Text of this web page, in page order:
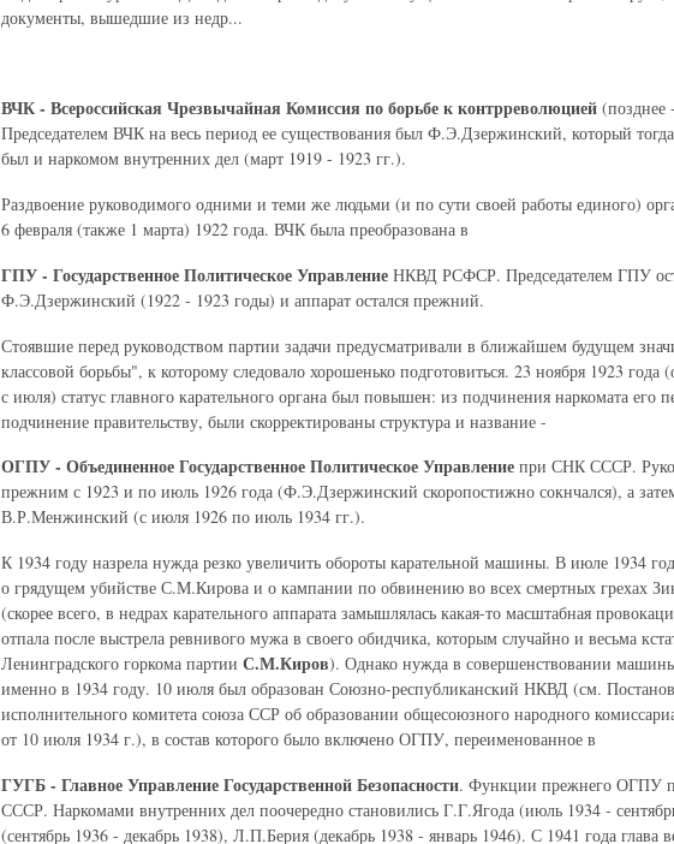
документы, вышедшие из недр...
ВЧК - Всероссийская Чрезвычайная Комиссия по борьбе к контрреволюцией (позднее
Председателем ВЧК на весь период ее существования был Ф.Э.Дзержинский, который
был и наркомом внутренних дел (март 1919 - 1923 гг.).
Раздвоение руководимого одними и теми же людьми (и по сути своей работы единого)
6 февраля (также 1 марта) 1922 года. ВЧК была преобразована в
ГПУ - Государственное Политическое Управление НКВД РСФСР. Председателем ГПУ
Ф.Э.Дзержинский (1922 - 1923 годы) и аппарат остался прежний.
Стоявшие перед руководством партии задачи предусматривали в ближайшем будущем
классовой борьбы", к которому следовало хорошенько подготовиться. 23 ноября 1923 года
с июля) статус главного карательного органа был повышен: из подчинения наркомата его
подчинение правительству, были скорректированы структура и название -
ОГПУ - Объединенное Государственное Политическое Управление при СНК СССР.
прежним с 1923 и по июль 1926 года (Ф.Э.Дзержинский скоропостижно сокнчался), а
В.Р.Менжинский (с июля 1926 по июль 1934 гг.).
К 1934 году назрела нужда резко увеличить обороты карательной машины. В июле 1934
о грядущем убийстве С.М.Кирова и о кампании по обвинению во всех смертных грехах
(скорее всего, в недрах карательного аппарата замышлялась какая-то масштабная
отпала после выстрела ревнивого мужа в своего обидчика, которым случайно и весьма
Ленинградского горкома партии С.М.Киров). Однако нужда в совершенствовании
именно в 1934 году. 10 июля был образован Союзно-республиканский НКВД (см.
исполнительного комитета союза ССР об образовании общесоюзного народного
от 10 июля 1934 г.), в состав которого было включено ОГПУ, переименованное в
ГУГБ - Главное Управление Государственной Безопасности. Функции прежнего ОГПУ
СССР. Наркомами внутренних дел поочередно становились Г.Г.Ягода (июль 1934 -
(сентябрь 1936 - декабрь 1938), Л.П.Берия (декабрь 1938 - январь 1946). С 1941 года глава